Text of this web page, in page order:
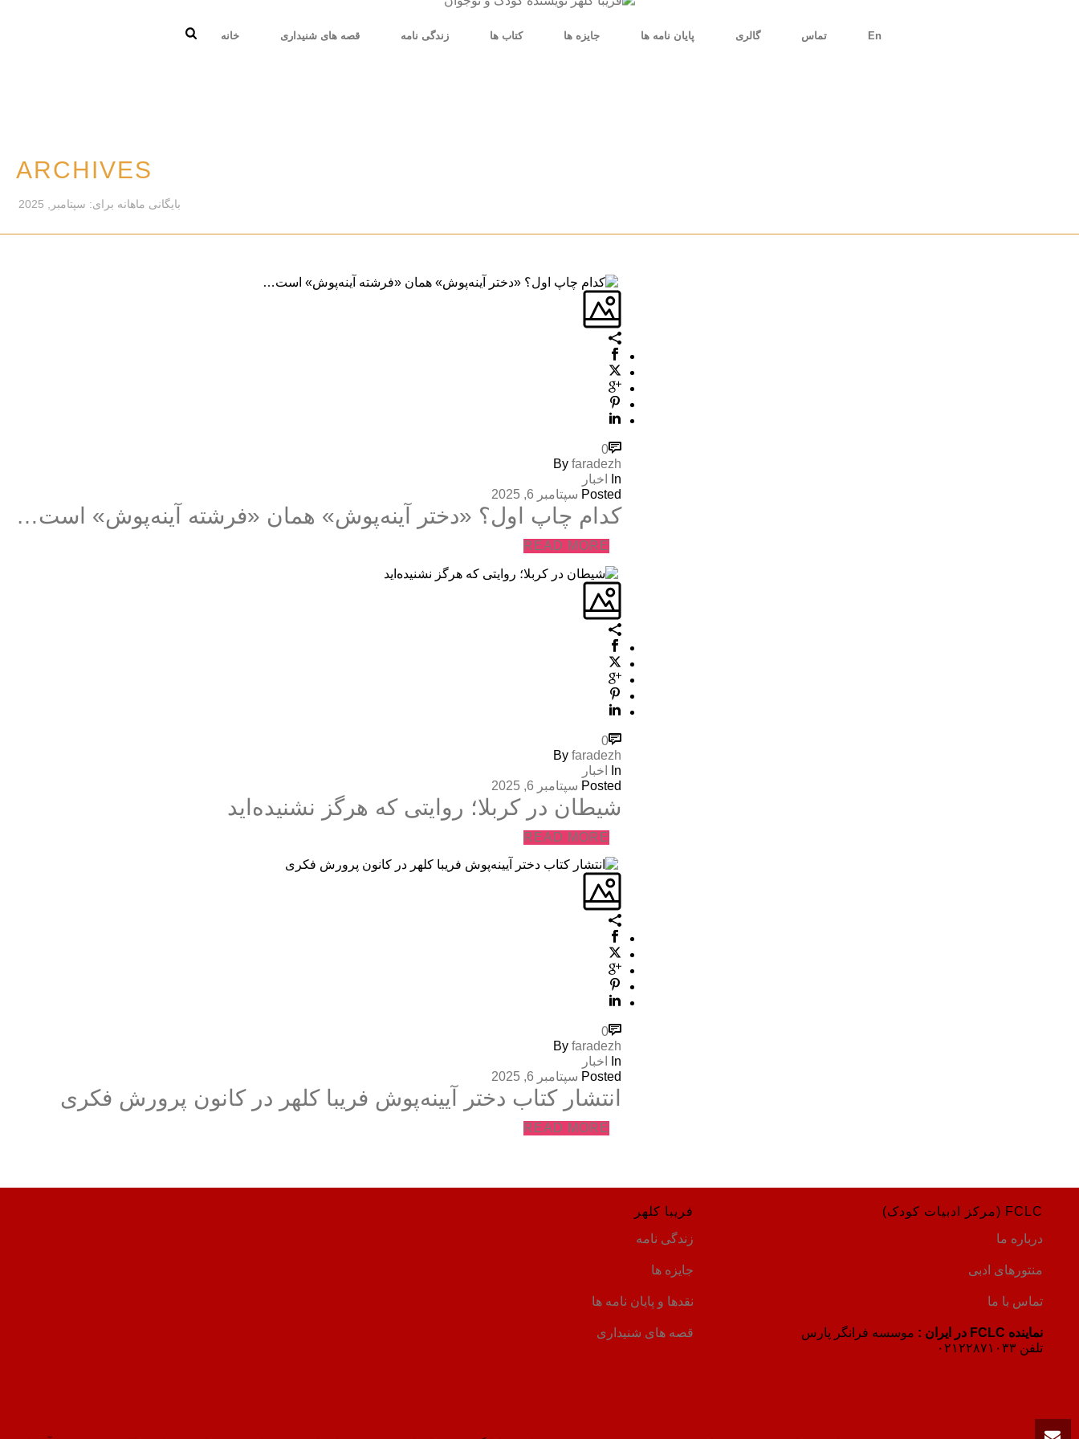
خانه قصه های شنیداری زندگی نامه کتاب ها جایزه ها پایان نامه ها گالری تماس En
ARCHIVES
بایگانی ماهانه برای: سپتامبر, 2025
0
By faradezh
In
اخبار
Posted سپتامبر 6, 2025
کدام چاپ اول؟ «دختر آینه‌پوش» همان «فرشته آینه‌پوش» است…
READ MORE
0
By faradezh
In
اخبار
Posted سپتامبر 6, 2025
شیطان در کربلا؛ روایتی که هرگز نشنیده‌اید
READ MORE
0
By faradezh
In
اخبار
Posted سپتامبر 6, 2025
انتشار کتاب دختر آیینه‌پوش ‌فریبا کلهر در کانون پرورش فکری
READ MORE
فریبا کلهر
زندگی نامه
جایزه ها
نقدها و پایان نامه ها
قصه های شنیداری
FCLC (مرکز ادبیات کودک)
درباره ما
منتورهای ادبی
تماس با ما
نماینده FCLC در ایران :
موسسه فرانگر پارس
تلفن ۰۲۱۲۲۸۷۱۰۳۳